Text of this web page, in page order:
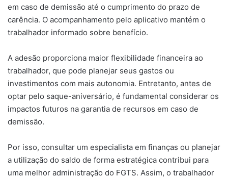
em caso de demissão até o cumprimento do prazo de
carência. O acompanhamento pelo aplicativo mantém o
trabalhador informado sobre benefício.
A adesão proporciona maior flexibilidade financeira ao
trabalhador, que pode planejar seus gastos ou
investimentos com mais autonomia. Entretanto, antes de
optar pelo saque-aniversário, é fundamental considerar os
impactos futuros na garantia de recursos em caso de
demissão.
Por isso, consultar um especialista em finanças ou planejar
a utilização do saldo de forma estratégica contribui para
uma melhor administração do FGTS. Assim, o trabalhador